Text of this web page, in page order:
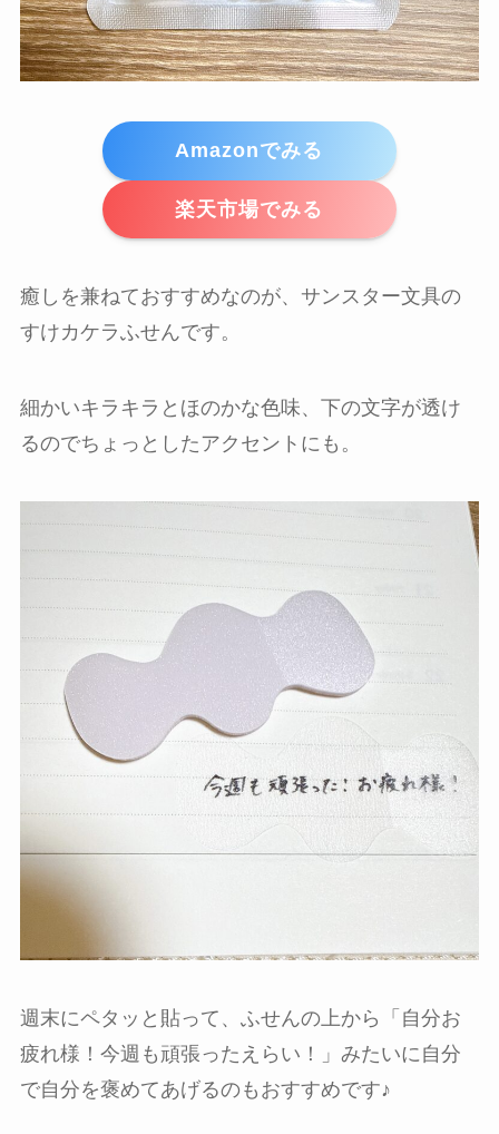
Amazonでみる
楽天市場でみる
癒しを兼ねておすすめなのが、サンスター文具の
すけカケラふせんです。
細かいキラキラとほのかな色味、下の文字が透け
るのでちょっとしたアクセントにも。
週末にペタッと貼って、ふせんの上から「自分お
疲れ様！今週も頑張ったえらい！」みたいに自分
で自分を褒めてあげるのもおすすめです♪